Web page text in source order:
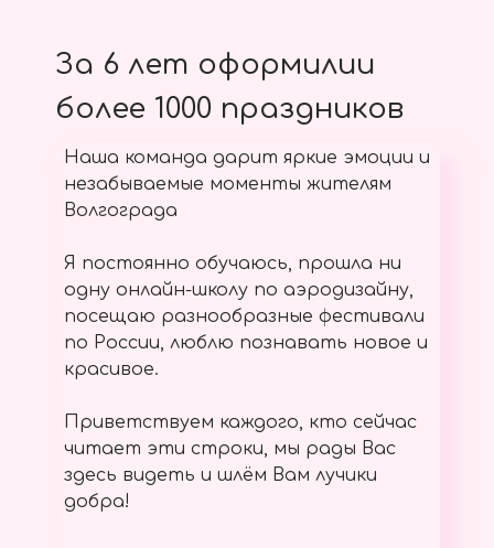
За 6 лет оформилии
более 1000 праздников
Наша команда дарит яркие эмоции и
незабываемые моменты жителям
Волгограда
Я постоянно обучаюсь, прошла ни
одну онлайн-школу по аэродизайну,
посещаю разнообразные фестивали
по России, люблю познавать новое и
красивое.
Приветствуем каждого, кто сейчас
читает эти строки, мы рады Вас
здесь видеть и шлём Вам лучики
добра!